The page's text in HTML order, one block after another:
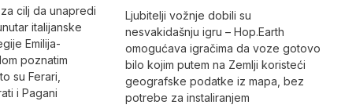
cilj da unapredi
italijanske
Emilija-
poznatim
su Ferari,
i Pagani
Ljubitelji vožnje dobili su
nesvakidašnju igru – Hop.Earth
omogućava igračima da voze gotovo
bilo kojim putem na Zemlji koristeći
geografske podatke iz mapa, bez
potrebe za instaliranjem